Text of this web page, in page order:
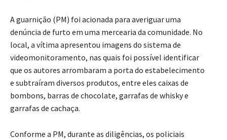
A guarnição (PM) foi acionada para averiguar uma
denúncia de furto em uma mercearia da comunidade. No
local, a vítima apresentou imagens do sistema de
videomonitoramento, nas quais foi possível identificar
que os autores arrombaram a porta do estabelecimento
e subtraíram diversos produtos, entre eles caixas de
bombons, barras de chocolate, garrafas de whisky e
garrafas de cachaça.
Conforme a PM, durante as diligências, os policiais